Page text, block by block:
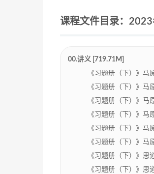
课程文件目录：
00.讲义 [719.71M]
《习题册（下）》马
《习题册（下）》马
《习题册（下）》马
《习题册（下）》马
《习题册（下）》马
《习题册（下）》马
《习题册（下）》思
《习题册（下）》思